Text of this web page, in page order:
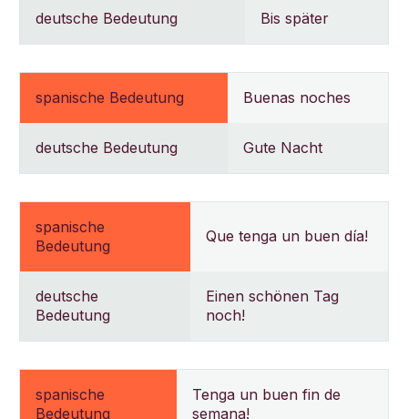
deutsche Bedeutung Bis später
spanische Bedeutung Buenas noches
deutsche Bedeutung Gute Nacht
spanische
Bedeutung
Que tenga un buen día!
deutsche
Bedeutung
Einen schönen Tag
noch!
spanische
Bedeutung
Tenga un buen fin de
semana!